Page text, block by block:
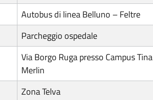
Autobus di linea Belluno – Feltre
Parcheggio ospedale
Via Borgo Ruga presso Campus Tina
Merlin
Zona Telva